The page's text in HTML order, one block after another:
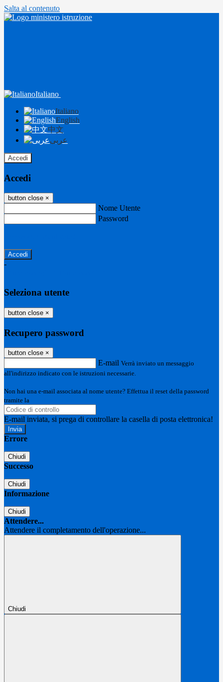
Salta al contenuto
Italiano
Italiano
English
中文
عربى
Accedi
Accedi
button close ×
Nome Utente
Password
-
Seleziona utente
button close ×
Recupero password
button close ×
E-mail Verrà inviato un messaggio
all'indirizzo indicato con le istruzioni necessarie.
Non hai una e-mail associata al nome utente? Effettua il reset della password
tramite la
E-mail inviata, si prega di controllare la casella di posta elettronica!
Errore
Chiudi
Successo
Chiudi
Informazione
Chiudi
Attendere...
Attendere il completamento dell'operazione...
Chiudi